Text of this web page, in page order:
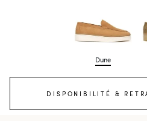
Dune
DISPONIBILITÉ &